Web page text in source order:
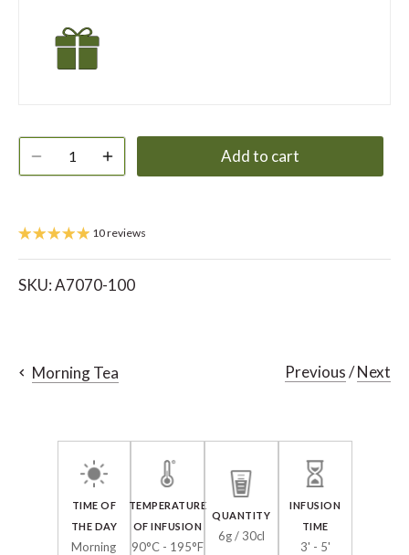
Add to cart
10 reviews
SKU:A7070-100
Morning Tea Previous/Next
TIME OF
THE DAY
Morning
TEMPERATURE
OF INFUSION
90°C - 195°F
QUANTITY
6g / 30cl
INFUSION
TIME
3' - 5'